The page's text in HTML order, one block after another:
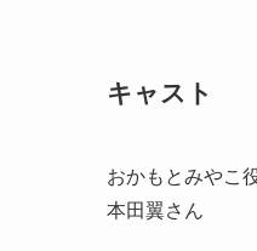
キャスト
おかもとみやこ
本田翼さん